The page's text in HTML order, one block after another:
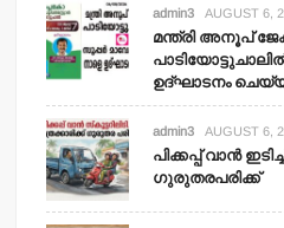
admin3 AUGUST 6,
മന്ത്രി അനൂപ്
ഉദ്ഘാടനം
admin3 AUGUST 6,
പിക്കപ്പ് വാന്‍
ഗുരുതരപരിക്ക്